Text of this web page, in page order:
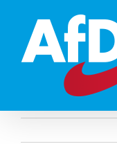
Inhalt
springen